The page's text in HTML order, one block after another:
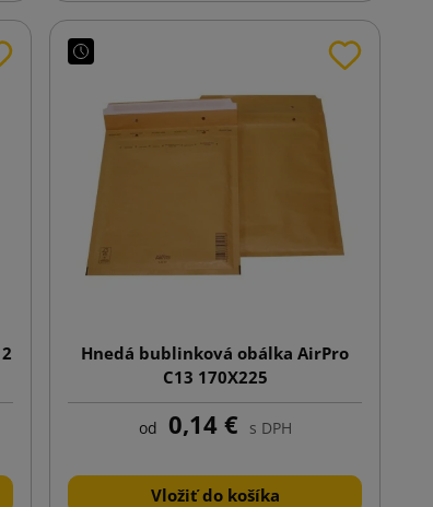
Hnedá bublinková obálka AirPro
C13 170X225
od 0,14 € s DPH
Vložiť do košíka